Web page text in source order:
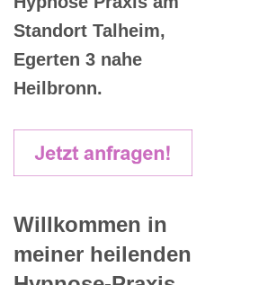
Standort Talheim,
Egerten 3 nahe
Heilbronn.
Willkommen in
meiner heilenden